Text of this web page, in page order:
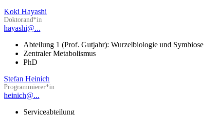
Koki Hayashi
Doktorand*in
hayashi@...
Abteilung 1 (Prof. Gutjahr): Wurzelbiologie und Symbiose
Zentraler Metabolismus
PhD
Stefan Heinich
Programmierer*in
heinich@...
Serviceabteilung